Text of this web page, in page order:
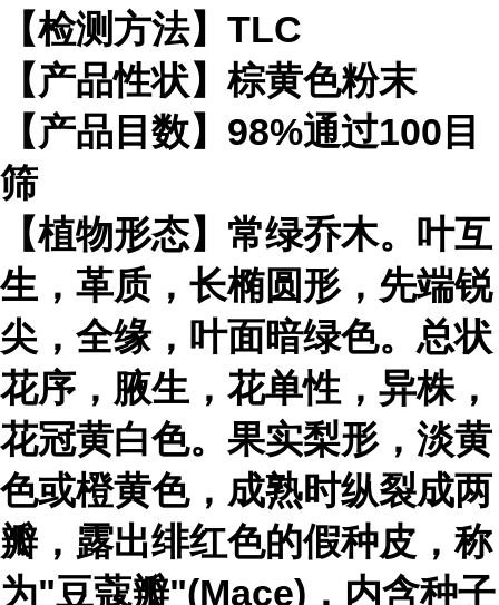
【检测方法】TLC
【产品性状】棕黄色粉末
【产品目数】98%通过100目
筛
【植物形态】常绿乔木。叶互
生，革质，长椭圆形，先端锐
尖，全缘，叶面暗绿色。总状
花序，腋生，花单性，异株，
花冠黄白色。果实梨形，淡黄
色或橙黄色，成熟时纵裂成两
瓣，露出绯红色的假种皮，称
为"豆蔻瓣"(Mace)，内含种子